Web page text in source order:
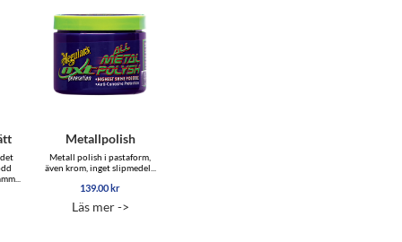
Metallpolish
Metall polish i pastaform,
även krom, inget slipmedel...
139.00 kr
Läs mer ->